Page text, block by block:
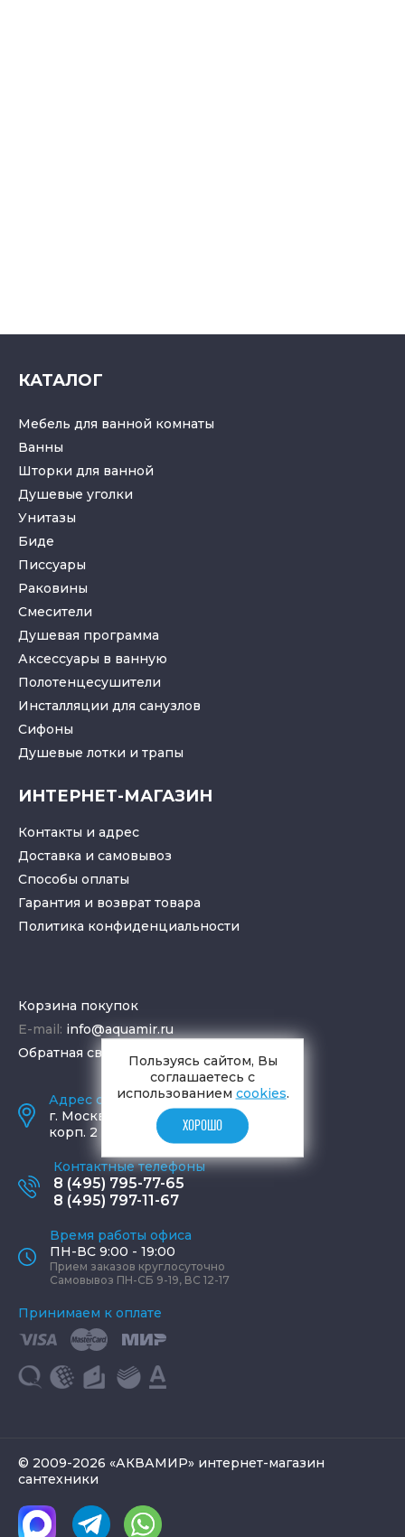
КАТАЛОГ
Мебель для ванной комнаты
Ванны
Шторки для ванной
Душевые уголки
Унитазы
Биде
Писсуары
Раковины
Смесители
Душевая программа
Аксессуары в ванную
Полотенцесушители
Инсталляции для санузлов
Cифоны
Душевые лотки и трапы
ИНТЕРНЕТ-МАГАЗИН
Контакты и адрес
Доставка и самовывоз
Способы оплаты
Гарантия и возврат товара
Политика конфиденциальности
Корзина покупок
E-mail: info@aquamir.ru
Обратная связь
Адрес салона и склада
г. Москва
ул. Шаболовка, д. 23,
корп. 2
Контактные телефоны
8 (495) 795-77-65
8 (495) 797-11-67
Время работы офиса
ПН-ВС 9:00 - 19:00
Прием заказов круглосуточно
Самовывоз ПН-СБ 9-19, ВС 12-17
Принимаем к оплате
© 2009-2026 «АКВАМИР» интернет-магазин
сантехники
Пользуясь сайтом, Вы
соглашаетесь с
использованием cookies.
ХОРОШО